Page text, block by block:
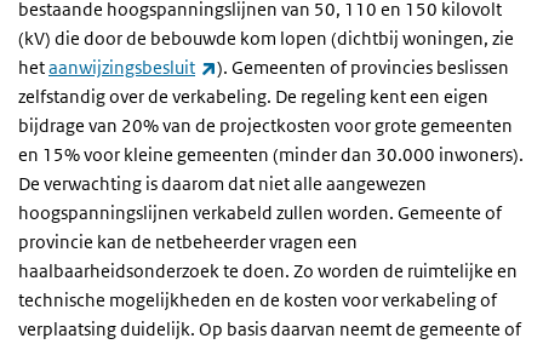
bestaande hoogspanningslijnen van 50, 110 en 150 kilovolt
(kV) die door de bebouwde kom lopen (dichtbij woningen, zie
hetaanwijzingsbesluit (externe link)
). Gemeenten of provincies beslissen
zelfstandig over de verkabeling. De regeling kent een eigen
bijdrage van 20% van de projectkosten voor grote gemeenten
en 15% voor kleine gemeenten (minder dan 30.000 inwoners).
De verwachting is daarom dat niet alle aangewezen
hoogspanningslijnen verkabeld zullen worden. Gemeente of
provincie kan de netbeheerder vragen een
haalbaarheidsonderzoek te doen. Zo worden de ruimtelijke en
technische mogelijkheden en de kosten voor verkabeling of
verplaatsing duidelijk. Op basis daarvan neemt de gemeente of